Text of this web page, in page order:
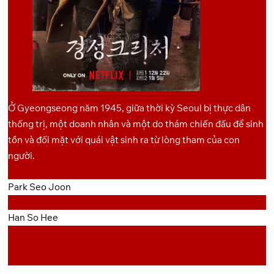
10 OneDrive Pixeldrain
Ở Gyeongseong năm 1945, giữa thời kỳ Seoul bị thực dân
thống trị, một doanh nhân và một do thám chiến đấu để sinh
tồn và đối mặt với quái vật sinh ra từ lòng tham của con
người.
Park Seo Joon
Han So Hee